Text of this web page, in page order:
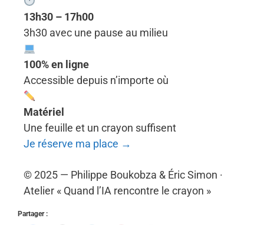
13h30 – 17h00
3h30 avec une pause au milieu
100% en ligne
Accessible depuis n’importe où
Matériel
Une feuille et un crayon suffisent
Je réserve ma place →
© 2025 — Philippe Boukobza & Éric Simon ·
Atelier « Quand l’IA rencontre le crayon »
Partager :